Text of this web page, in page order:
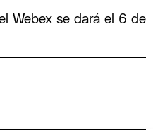
Webex se dará el 6 de